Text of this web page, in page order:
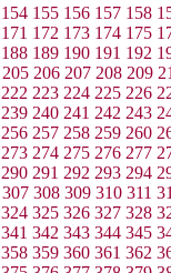
154 155 156 157 158
171 172 173 174 175
188 189 190 191 192
205 206 207 208 209
222 223 224 225 226
239 240 241 242 243
256 257 258 259 260
273 274 275 276 277
290 291 292 293 294
307 308 309 310 311
324 325 326 327 328
341 342 343 344 345
358 359 360 361 362